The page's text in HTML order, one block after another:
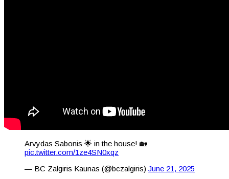
Arvydas Sabonis 🌟 in the house! 🏡
pic.twitter.com/1ze4SN0xqz
— BC Zalgiris Kaunas (@bczalgiris) June 21, 2025